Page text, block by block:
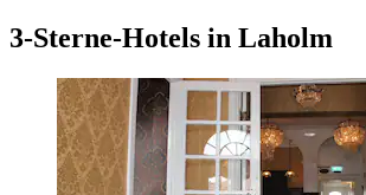
3-Sterne-Hotels in Laholm